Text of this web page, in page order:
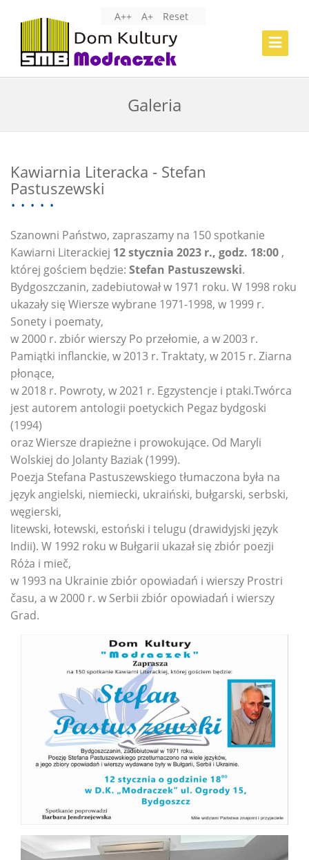
A++ A+ Reset
Toggle
Galeria
Kawiarnia Literacka - Stefan
Pastuszewski
Szanowni Państwo, zapraszamy na 150 spotkanie
Kawiarni Literackiej 12 stycznia 2023 r., godz. 18:00 ,
której gościem będzie: Stefan Pastuszewski.
Bydgoszczanin, zadebiutował w 1971 roku. W 1998 roku
ukazały się Wiersze wybrane 1971-1998, w 1999 r.
Sonety i poematy,
w 2000 r. zbiór wierszy Po przełomie, a w 2003 r.
Pamiątki inflanckie, w 2013 r. Traktaty, w 2015 r. Ziarna
płonące,
w 2018 r. Powroty, w 2021 r. Egzystencje i ptaki.Twórca
jest autorem antologii poetyckich Pegaz bydgoski
(1994)
oraz Wiersze drapieżne i prowokujące. Od Maryli
Wolskiej do Jolanty Baziak (1999).
Poezja Stefana Pastuszewskiego tłumaczona była na
język angielski, niemiecki, ukraiński, bułgarski, serbski,
węgierski,
litewski, łotewski, estoński i telugu (drawidyjski język
Indii). W 1992 roku w Bułgarii ukazał się zbiór poezji
Róża i mieč,
w 1993 na Ukrainie zbiór opowiadań i wierszy Prostri
času, a w 2000 r. w Serbii zbiór opowiadań i wierszy
Grad.